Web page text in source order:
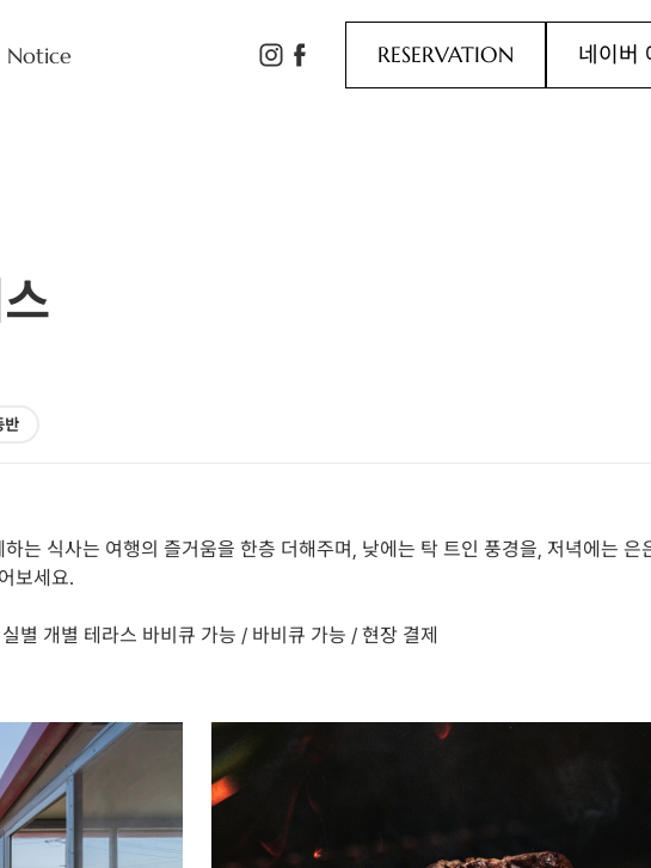
Notice RESERVATION 네이버
반
는 식사는 여행의 즐거움을 한층 더해주며, 낮에는 탁 트인 풍경을, 저녁에는 은
보세요.
개별 테라스 바비큐 가능 / 바비큐 가능 / 현장 결제